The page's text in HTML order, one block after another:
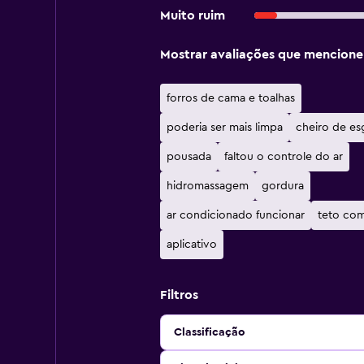
Muito ruim
Mostrar avaliações que
forros de cama e toalhas
poderia ser mais limpa cheiro de
pousada faltou o controle do ar
hidromassagem gordura
ar condicionado funcionar teto
aplicativo
Filtros
Classificação